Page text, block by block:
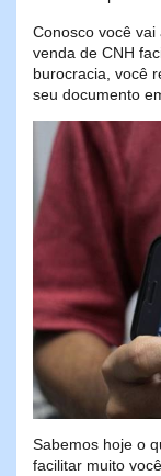
Conosco você vai
venda de CNH
burocracia, você
seu documento
Sabemos hoje o
facilitar muito você